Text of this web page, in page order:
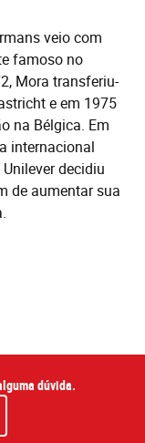
veio com
famoso no
Mora transferiu-
e em 1975
na Bélgica. Em
internacional
decidiu
de aumentar sua
dúvida.